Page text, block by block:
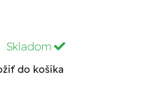
Skladom
do košíka